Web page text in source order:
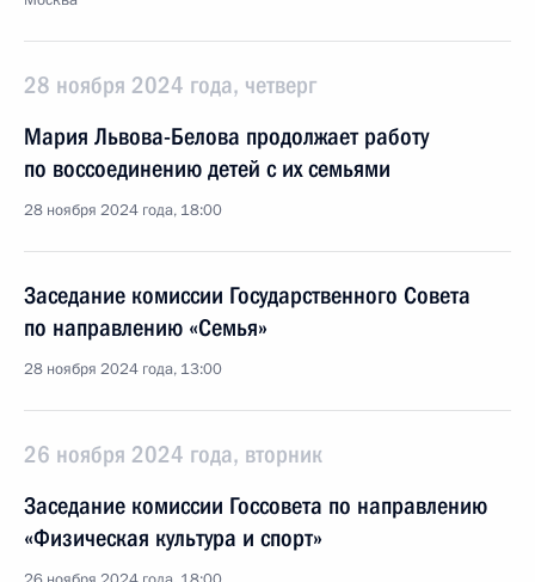
28 ноября 2024 года, четверг
Мария Львова-Белова продолжает работу
по воссоединению детей с их семьями
28 ноября 2024 года, 18:00
Заседание комиссии Государственного Совета
по направлению «Семья»
28 ноября 2024 года, 13:00
26 ноября 2024 года, вторник
Заседание комиссии Госсовета по направлению
«Физическая культура и спорт»